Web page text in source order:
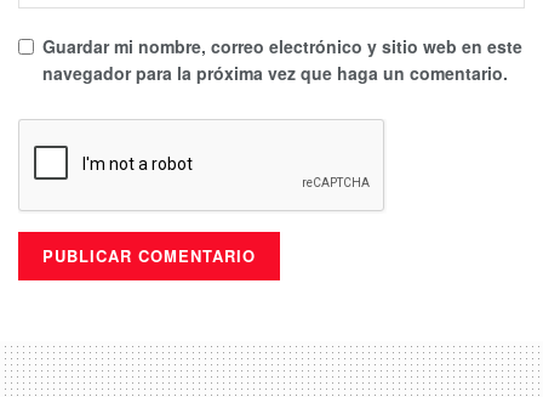
Guardar mi nombre, correo electrónico y sitio web en este
navegador para la próxima vez que haga un comentario.